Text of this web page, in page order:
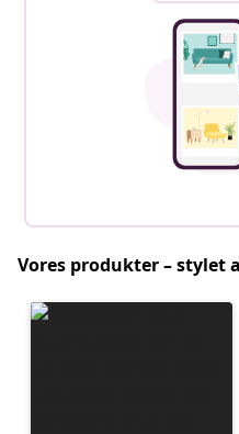
Vores produkter – stylet